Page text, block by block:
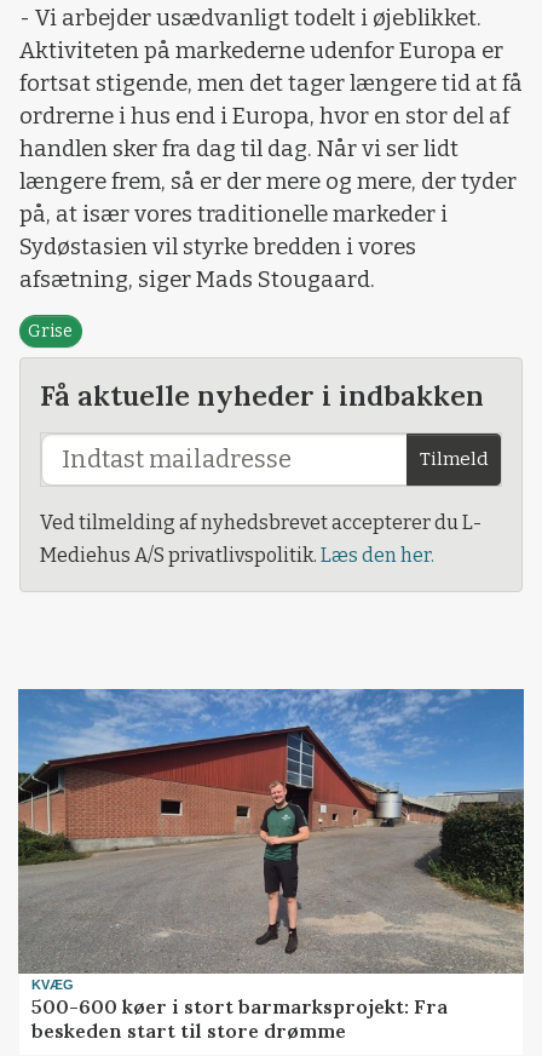
- Vi arbejder usædvanligt todelt i øjeblikket.
Aktiviteten på markederne udenfor Europa er
fortsat stigende, men det tager længere tid at få
ordrerne i hus end i Europa, hvor en stor del af
handlen sker fra dag til dag. Når vi ser lidt
længere frem, så er der mere og mere, der tyder
på, at især vores traditionelle markeder i
Sydøstasien vil styrke bredden i vores
afsætning, siger Mads Stougaard.
Grise
Få aktuelle nyheder i indbakken
Tilmeld
Ved tilmelding af nyhedsbrevet accepterer du L-
Mediehus A/S privatlivspolitik. Læs den her.
KVÆG
500-600 køer i stort barmarksprojekt: Fra
beskeden start til store drømme